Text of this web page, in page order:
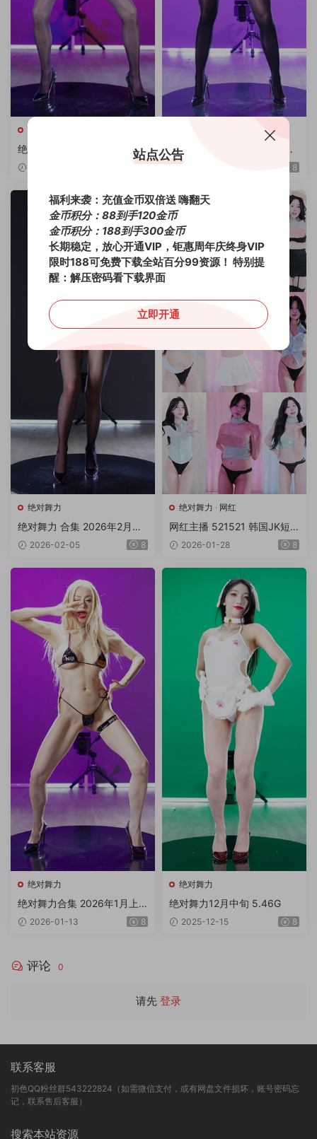
绝对舞力 Patreon合集 4K/4.
07G
8
绝对舞力 合集 2026年3月上
旬P1/4V 4K/4.01G
2026-03-13 8
绝对舞力
绝对舞力 合集 2026年2月上
旬P1/4V 4K3.97G
2026-02-05 8
绝对舞力 · 网红
网红主播 521521 韩国JK短
裙韩舞热舞 14V 2.79G
2026-01-28 8
绝对舞力
绝对舞力合集 2026年1月上
旬P2/5V 4K 6.3G
2026-01-13 8
绝对舞力
绝对舞力12月中旬 5.46G
2025-12-15 8
评论 0
请先 登录
联系客服
初色QQ粉丝群543222824（如需微信支付，或有网盘文件损坏，账号密码忘
记，联系售后客服）
搜索本站资源
站点公告
福利来袭：充值金币双倍送 嗨翻天
金币积分：88到手120金币
金币积分：188到手300金币
长期稳定，放心开通VIP，钜惠周年庆终身VIP
限时188可免费下载全站百分99资源！ 特别提
醒：解压密码看下载界面
立即开通